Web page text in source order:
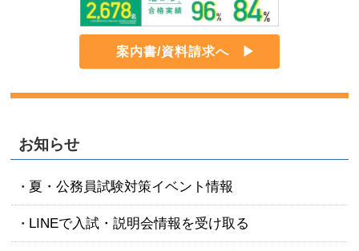
案内書/資料請求へ
お知らせ
夏・公務員試験対策イベント情報
LINEで入試・説明会情報を受け取る